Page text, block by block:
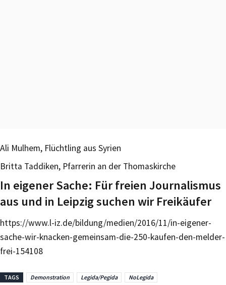
Ali Mulhem, Flüchtling aus Syrien
Britta Taddiken, Pfarrerin an der Thomaskirche
In eigener Sache: Für freien Journalismus
aus und in Leipzig suchen wir Freikäufer
https://www.l-iz.de/bildung/medien/2016/11/in-eigener-
sache-wir-knacken-gemeinsam-die-250-kaufen-den-melder-
frei-154108
TAGS Demonstration Legida/Pegida NoLegida